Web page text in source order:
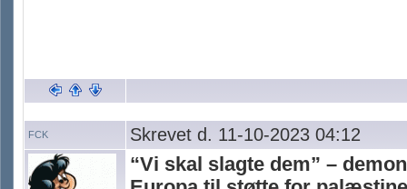
FCK Skrevet d. 11-10-2023 04:12
“Vi skal slagte dem” –